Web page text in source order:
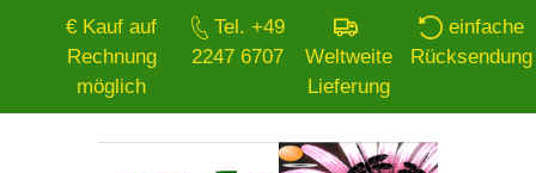
Zum Hauptinhalt springen
€ Kauf auf
Rechnung
möglich
Tel. +49
2247 6707
Weltweite
Lieferung
einfache
Rücksendung